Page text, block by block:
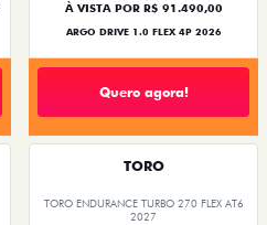
À VISTA POR R$ 91.490,00
ARGO DRIVE 1.0 FLEX 4P 2026
Quero agora!
TORO
TORO ENDURANCE TURBO 270 FLEX AT6
2027